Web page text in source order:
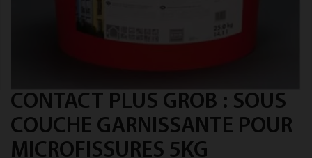
CONTACT PLUS GROB : SOUS
COUCHE GARNISSANTE POUR
MICROFISSURES 5KG